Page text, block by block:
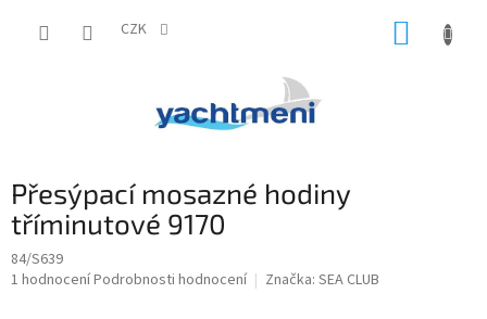
CZK
Přesýpací mosazné hodiny
tříminutové 9170
84/S639
Průměrné
1 hodnoceníPodrobnosti hodnocení Značka: SEA CLUB